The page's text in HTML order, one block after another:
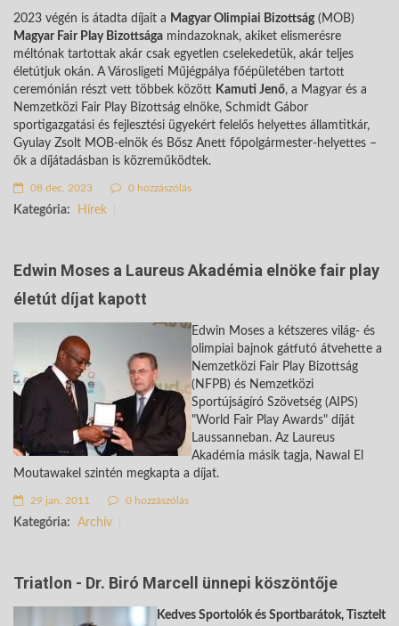
2023 végén is átadta díjait a Magyar Olimpiai Bizottság(MOB)
Magyar Fair Play Bizottsága mindazoknak, akiket elismerésre
méltónak tartottak akár csak egyetlen cselekedetük, akár teljes
életútjuk okán. A Városligeti Műjégpálya főépületében tartott
ceremónián részt vett többek között Kamuti Jenő, a Magyar és a
Nemzetközi Fair Play Bizottság elnöke, Schmidt Gábor
sportigazgatási és fejlesztési ügyekért felelős helyettes államtitkár,
Gyulay Zsolt MOB-elnök és Bősz Anett főpolgármester-helyettes –
ők a díjátadásban is közreműködtek.
08 dec. 2023 0 hozzászólás
Kategória: Hírek
Edwin Moses a Laureus Akadémia elnöke fair play
életút díjat kapott
Edwin Moses a kétszeres világ- és
olimpiai bajnok gátfutó átvehette a
Nemzetközi Fair Play Bizottság
(NFPB) és Nemzetközi
Sportújságíró Szövetség (AIPS)
"World Fair Play Awards" díját
Laussanneban. Az Laureus
Akadémia másik tagja, Nawal El
Moutawakel szintén megkapta a díjat.
29 jan. 2011 0 hozzászólás
Kategória: Archív
Triatlon - Dr. Biró Marcell ünnepi köszöntője
Kedves Sportolók és Sportbarátok, Tisztelt